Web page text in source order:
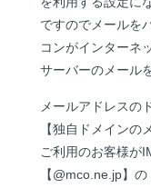
ですのでメールを
コンがインターネ
サーバーのメール
メールアドレスの
【独自ドメインの
ご利用のお客様が
【@mco.ne.jp】